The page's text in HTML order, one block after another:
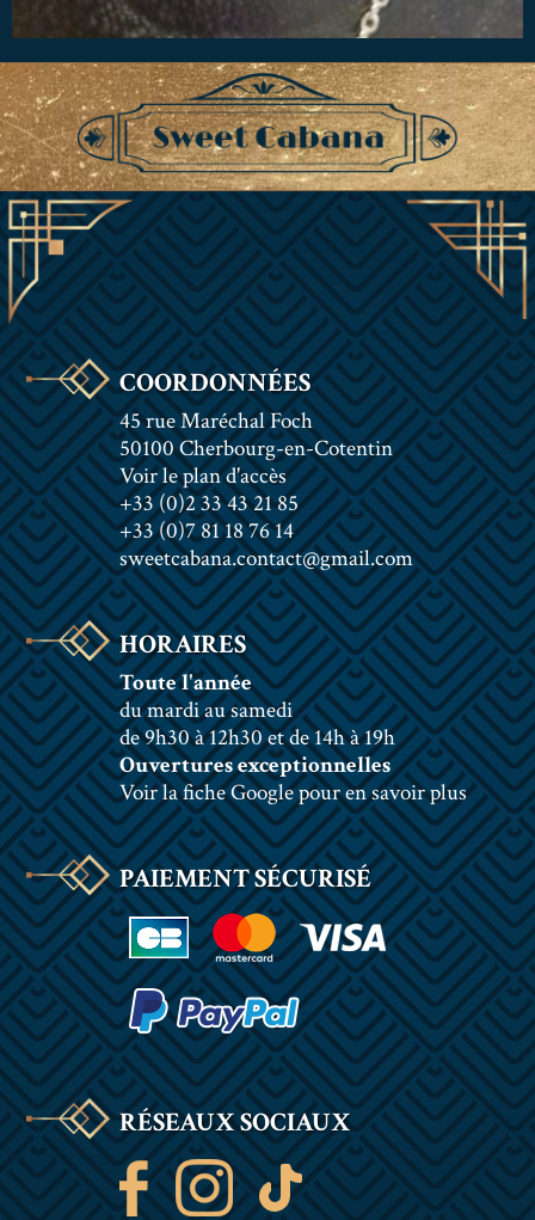
COORDONNÉES
45 rue Maréchal Foch
50100 Cherbourg-en-Cotentin
Voir le plan d'accès
+33 (0)2 33 43 21 85
+33 (0)7 81 18 76 14
sweetcabana.contact@gmail.com
HORAIRES
Toute l'année
du mardi au samedi
de 9h30 à 12h30 et de 14h à 19h
Ouvertures exceptionnelles
Voir la fiche Google pour en savoir plus
PAIEMENT SÉCURISÉ
RÉSEAUX SOCIAUX